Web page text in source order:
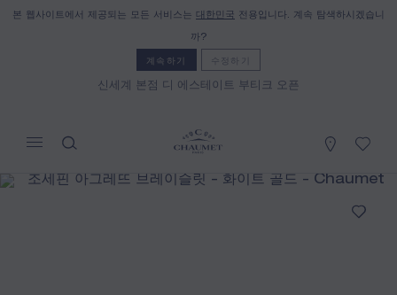
본 웹사이트에서 제공되는 모든 서비스는 대한민국 전용입니다. 계속 탐색하시겠습니
까?
계속하기 수정하기
신세계 본점 디 에스테이트 부티크 오픈
REFERENCE:082076